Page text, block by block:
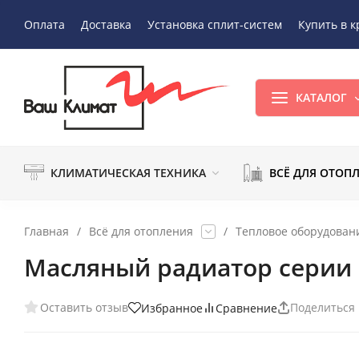
Оплата Доставка Установка сплит-систем Купить в
КАТАЛОГ
КЛИМАТИЧЕСКАЯ ТЕХНИКА ВСЁ ДЛЯ
Главная / Всё для отопления / Тепловое
Масляный радиатор серии
Оставить отзыв Избранное Сравнение Поделиться